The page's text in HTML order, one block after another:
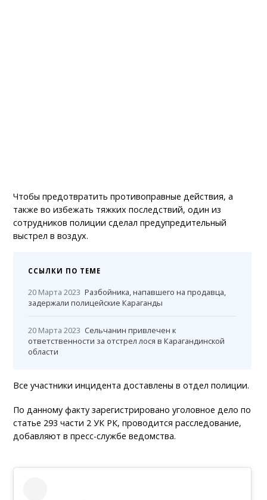
Чтобы предотвратить противоправные действия, а
также во избежать тяжких последствий, один из
сотрудников полиции сделал предупредительный
выстрел в воздух.
ССЫЛКИ ПО ТЕМЕ
20 Марта 2023 Разбойника, напавшего на продавца,
задержали полицейские Караганды
20 Марта 2023 Сельчанин привлечен к
ответственности за отстрел лося в Карагандинской
области
Все участники инцидента доставлены в отдел полиции.
По данному факту зарегистрировано уголовное дело по
статье 293 части 2 УК РК, проводится расследование,
добавляют в пресс-службе ведомства.